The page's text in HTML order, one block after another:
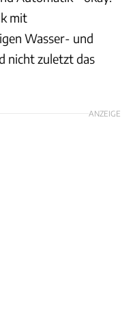
mit
Wasser- und
nicht zuletzt das
ANZEIGE